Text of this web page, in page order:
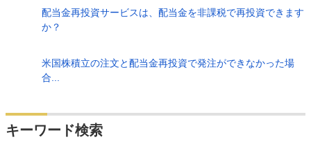
配当金再投資サービスは、配当金を非課税で再投資できます
か？
米国株積立の注文と配当金再投資で発注ができなかった場
合...
キーワード検索